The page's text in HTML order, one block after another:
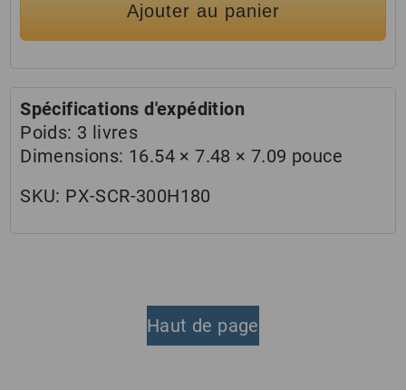
Ajouter au panier
Spécifications d'expédition
Poids: 3 livres
Dimensions: 16.54 × 7.48 × 7.09 pouce
SKU: PX-SCR-300H180
Haut de page